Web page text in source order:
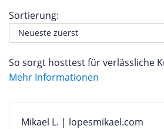
Sortierung:
So sorgt hosttest für verlässliche
Mehr Informationen
Mikael L. | lopesmikael.com